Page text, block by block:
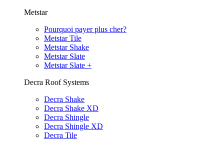
Metstar
Pourquoi payer plus cher?
Metstar Tile
Metstar Shake
Metstar Slate
Metstar Slate +
Decra Roof Systems
Decra Shake
Decra Shake XD
Decra Shingle
Decra Shingle XD
Decra Tile